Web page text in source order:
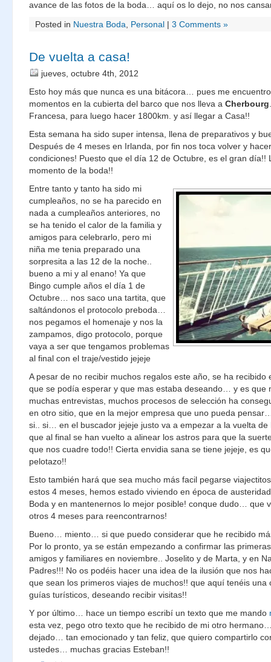
avance de las fotos de la boda… aquí os lo dejo, no nos
Posted in Nuestra Boda Personal | 3 Comments »
De vuelta a casa!
jueves, octubre 4th, 2012
Esto hoy más que nunca es una bitácora… pues me
momentos en la cubierta del barco que nos lleva a Cherbourg
Francesa, para luego hacer 1800km. y así llegar a Casa!!
Esta semana ha sido super intensa, llena de preparativos y
Después de 4 meses en Irlanda, por fin nos toca volver y
condiciones! Puesto que el día 12 de Octubre, es el gran día!!
momento de la boda!!
Entre tanto y tanto ha sido mi
cumpleaños, no se ha parecido en
nada a cumpleaños anteriores, no
se ha tenido el calor de la familia y
amigos para celebrarlo, pero mi
niña me tenia preparado una
sorpresita a las 12 de la noche..
bueno a mi y al enano! Ya que
Bingo cumple años el día 1 de
Octubre… nos saco una tartita, que
saltándonos el protocolo preboda…
nos pegamos el homenaje y nos la
zampamos, digo protocolo, porque
vaya a ser que tengamos problemas
al final con el traje/vestido jejeje
A pesar de no recibir muchos regalos este año, se ha recibido
que se podía esperar y que mas estaba deseando… y es que
muchas entrevistas, muchos procesos de selección ha
en otro sitio, que en la mejor empresa que uno pueda
si.. si… en el buscador jejeje justo va a empezar a la vuelta de
que al final se han vuelto a alinear los astros para que la
que nos cuadre todo!! Cierta envidia sana se tiene jejeje, es
pelotazo!!
Esto también hará que sea mucho más facil pegarse
estos 4 meses, hemos estado viviendo en época de
Boda y en mantenernos lo mejor posible! conque dudo… que
otros 4 meses para reencontrarnos!
Bueno… miento… si que puedo considerar que he recibido
Por lo pronto, ya se están empezando a confirmar las
amigos y familiares en noviembre.. Joselito y de Marta, y en
Padres!!! No os podéis hacer una idea de la ilusión que nos
que sean los primeros viajes de muchos!! que aquí tenéis una
guías turísticos, deseando recibir visitas!!
Y por último… hace un tiempo escribí un texto que me mando
esta vez, pego otro texto que he recibido de mi otro
dejado… tan emocionado y tan feliz, que quiero compartirlo
ustedes… muchas gracias Esteban!!